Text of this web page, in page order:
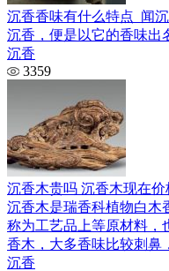
沉香香味有什么特点_闻
沉香，便是以它的香味出
沉香
3359
沉香木贵吗 沉香木现在
沉香木是瑞香科植物白木
称为工艺品上等原材料，
香木，大多香味比较刺鼻
沉香